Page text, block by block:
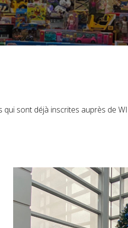
sont déjà inscrites auprès de